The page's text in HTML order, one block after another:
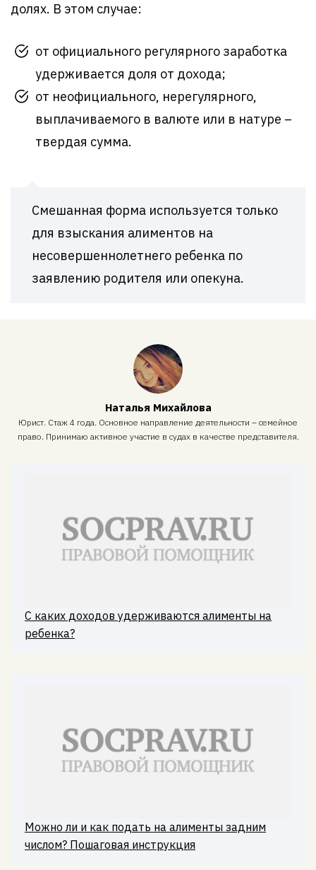
долях. В этом случае:
от официального регулярного заработка
удерживается доля от дохода;
от неофициального, нерегулярного,
выплачиваемого в валюте или в натуре –
твердая сумма.
Смешанная форма используется только
для взыскания алиментов на
несовершеннолетнего ребенка по
заявлению родителя или опекуна.
Наталья Михайлова
Юрист. Стаж 4 года. Основное направление деятельности – семейное
право. Принимаю активное участие в судах в качестве представителя.
С каких доходов удерживаются алименты на
ребенка?
Можно ли и как подать на алименты задним
числом? Пошаговая инструкция